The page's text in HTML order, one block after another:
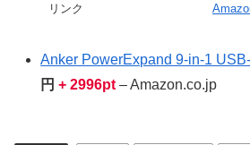
リンク
Anker PowerExpand 9-in-1
円 + 2996pt – Amazon.co.jp